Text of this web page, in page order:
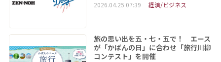
2026.04.25 07:39 経済/ビジネス
旅の思い出を五・七・五で！ エース
が「かばんの日」に合わせ「旅行川柳
コンテスト」を開催